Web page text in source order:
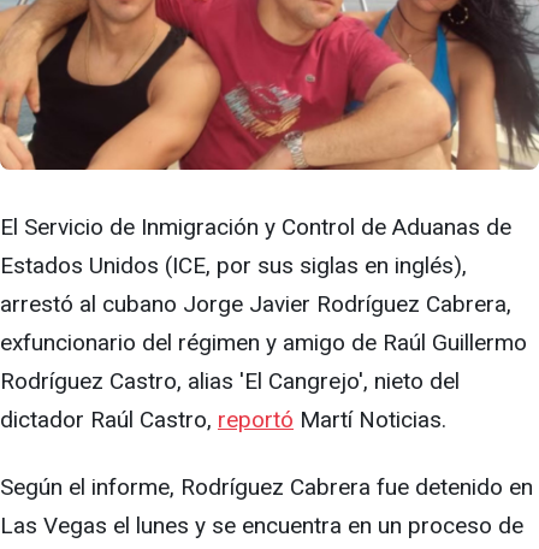
El Servicio de Inmigración y Control de Aduanas de
Estados Unidos (ICE, por sus siglas en inglés),
arrestó al cubano Jorge Javier Rodríguez Cabrera,
exfuncionario del régimen y amigo de Raúl Guillermo
Rodríguez Castro, alias 'El Cangrejo', nieto del
dictador Raúl Castro, reportó Martí Noticias.
Según el informe, Rodríguez Cabrera fue detenido en
Las Vegas el lunes y se encuentra en un proceso de